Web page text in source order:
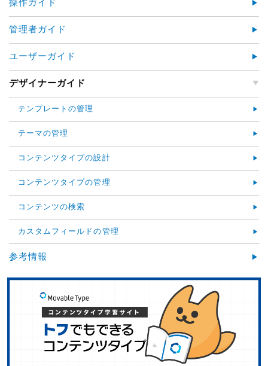
操作ガイド
管理者ガイド
ユーザーガイド
デザイナーガイド
テンプレートの管理
テーマの管理
コンテンツタイプの設計
コンテンツタイプの管理
コンテンツの検索
カスタムフィールドの管理
参考情報